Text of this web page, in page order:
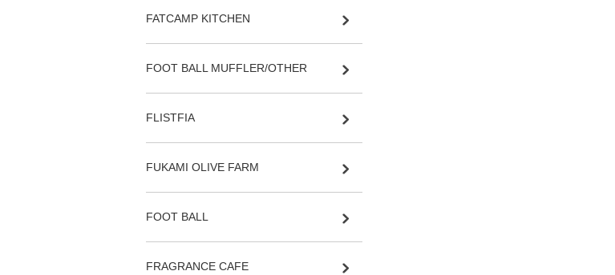
FATCAMP KITCHEN
FOOT BALL MUFFLER/OTHER
FLISTFIA
FUKAMI OLIVE FARM
FOOT BALL
FRAGRANCE CAFE